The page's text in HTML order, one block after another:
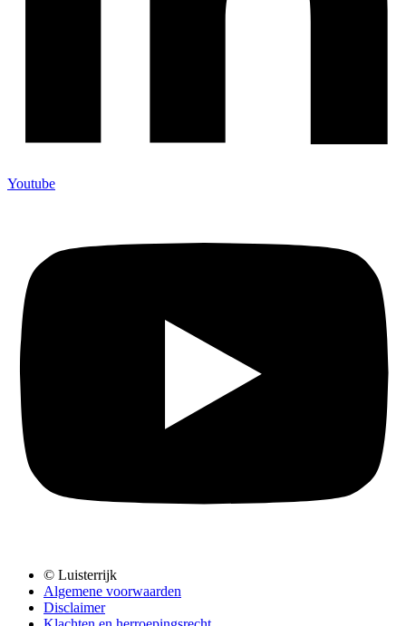
Youtube
© Luisterrijk
Algemene voorwaarden
Disclaimer